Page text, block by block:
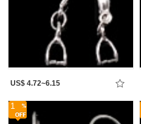
US$ 4.72~6.15
1